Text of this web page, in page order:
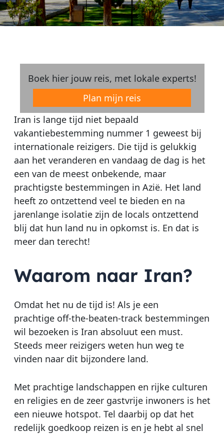
Boek hier jouw reis, met lokale experts!
Plan mijn reis
Iran is lange tijd niet bepaald
vakantiebestemming nummer 1 geweest bij
internationale reizigers. Die tijd is gelukkig
aan het veranderen en vandaag de dag is het
een van de meest onbekende, maar
prachtigste bestemmingen in Azië. Het land
heeft zo ontzettend veel te bieden en na
jarenlange isolatie zijn de locals ontzettend
blij dat hun land nu in opkomst is. En dat is
meer dan terecht!
Waarom naar Iran?
Omdat het nu de tijd is! Als je een
prachtige off-the-beaten-track bestemmingen
wil bezoeken is Iran absoluut een must.
Steeds meer reizigers weten hun weg te
vinden naar dit bijzondere land.
Met prachtige landschappen en rijke culturen
en religies en de zeer gastvrije inwoners is het
een nieuwe hotspot. Tel daarbij op dat het
redelijk goedkoop reizen is en je hebt al snel